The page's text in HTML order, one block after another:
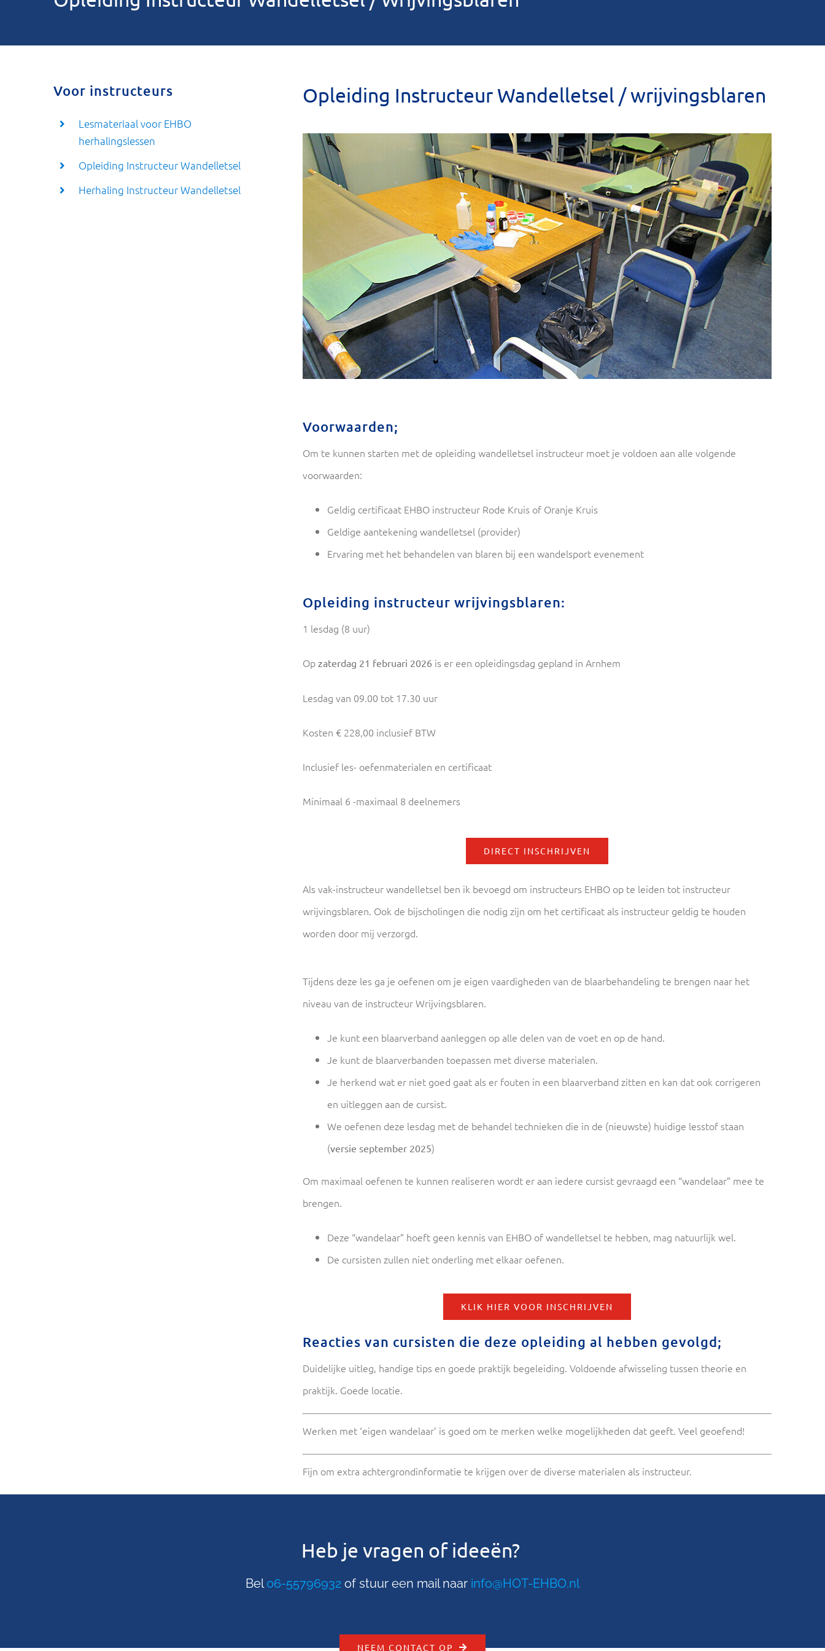
Voor instructeurs
Lesmateriaal voor EHBO
herhalingslessen
Opleiding Instructeur Wandelletsel
Herhaling Instructeur Wandelletsel
Opleiding Instructeur Wandelletsel / wrijvingsblaren
Voorwaarden;
Om te kunnen starten met de opleiding wandelletsel instructeur moet je voldoen aan alle volgende
voorwaarden:
Geldig certificaat EHBO instructeur Rode Kruis of Oranje Kruis
Geldige aantekening wandelletsel (provider)
Ervaring met het behandelen van blaren bij een wandelsport evenement
Opleiding instructeur wrijvingsblaren:
1 lesdag (8 uur)
Op zaterdag 21 februari 2026 is er een opleidingsdag gepland in Arnhem
Lesdag van 09.00 tot 17.30 uur
Kosten € 228,00 inclusief BTW
Inclusief les- oefenmaterialen en certificaat
Minimaal 6 -maximaal 8 deelnemers
DIRECT INSCHRIJVEN
Als vak-instructeur wandelletsel ben ik bevoegd om instructeurs EHBO op te leiden tot instructeur
wrijvingsblaren. Ook de bijscholingen die nodig zijn om het certificaat als instructeur geldig te houden
worden door mij verzorgd.
Tijdens deze les ga je oefenen om je eigen vaardigheden van de blaarbehandeling te brengen naar het
niveau van de instructeur Wrijvingsblaren.
Je kunt een blaarverband aanleggen op alle delen van de voet en op de hand.
Je kunt de blaarverbanden toepassen met diverse materialen.
Je herkend wat er niet goed gaat als er fouten in een blaarverband zitten en kan dat ook corrigeren
en uitleggen aan de cursist.
We oefenen deze lesdag met de behandel technieken die in de (nieuwste) huidige lesstof staan
(versie september 2025)
Om maximaal oefenen te kunnen realiseren wordt er aan iedere cursist gevraagd een “wandelaar” mee te
brengen.
Deze “wandelaar” hoeft geen kennis van EHBO of wandelletsel te hebben, mag natuurlijk wel.
De cursisten zullen niet onderling met elkaar oefenen.
KLIK HIER VOOR INSCHRIJVEN
Reacties van cursisten die deze opleiding al hebben gevolgd;
Duidelijke uitleg, handige tips en goede praktijk begeleiding. Voldoende afwisseling tussen theorie en
praktijk. Goede locatie.
Werken met ‘eigen wandelaar’ is goed om te merken welke mogelijkheden dat geeft. Veel geoefend!
Fijn om extra achtergrondinformatie te krijgen over de diverse materialen als instructeur.
Heb je vragen of ideeën?
Bel06-55796932 of stuur een mail naar info@HOT-EHBO.nl
NEEM CONTACT OP